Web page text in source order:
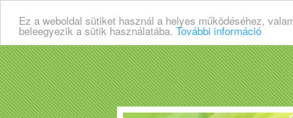
Ez a weboldal sütiket használ a helyes működéséhez,
beleegyezik a sütik használatába. További információ